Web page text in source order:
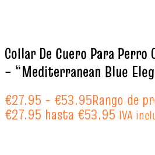
Collar De Cuero Para Perro
– “Mediterranean Blue
€27.95 - €53.95Rango de
€27.95 hasta €53.95 IVA